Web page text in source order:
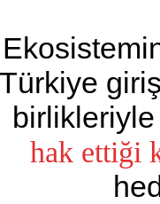
hak ettiği